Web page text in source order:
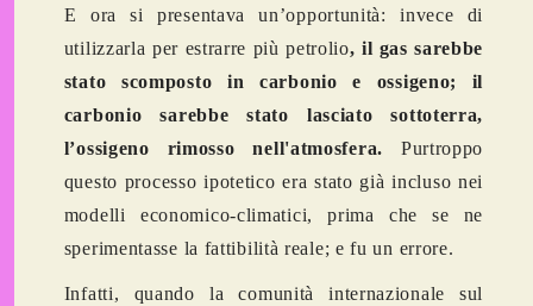
E ora si presentava un’opportunità: invece di
utilizzarla per estrarre più petrolio, il gas sarebbe
stato scomposto in carbonio e ossigeno; il
carbonio sarebbe stato lasciato sottoterra,
l’ossigeno rimosso nell'atmosfera. Purtroppo
questo processo ipotetico era stato già incluso nei
modelli economico-climatici, prima che se ne
sperimentasse la fattibilità reale; e fu un errore.
Infatti, quando la comunità internazionale sul